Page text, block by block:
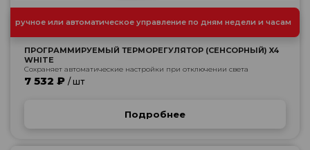
ручное или автоматическое управление по дням недели и часам
ПРОГРАММИРУЕМЫЙ ТЕРМОРЕГУЛЯТОР (СЕНСОРНЫЙ) X4
WHITE
Сохраняет автоматические настройки при отключении света
7 532 ₽ / шт
Подробнее